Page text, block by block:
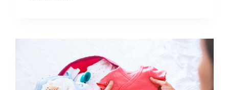
IBÉRIQUE